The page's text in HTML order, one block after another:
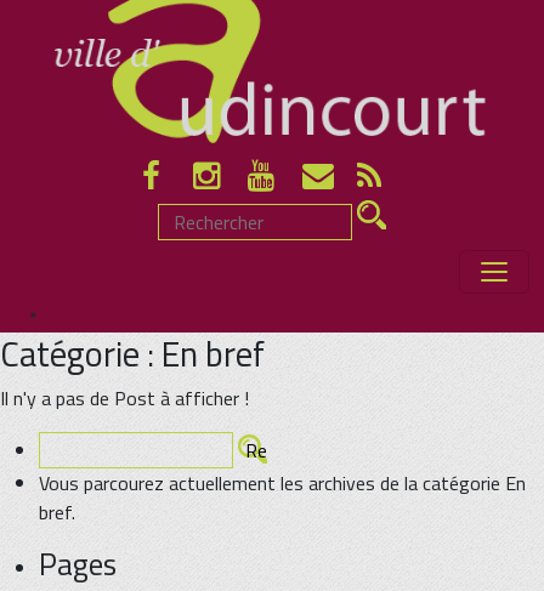
*
Catégorie : En bref
Il n'y a pas de Post à afficher !
Vous parcourez actuellement les archives de la catégorie En
bref.
Pages